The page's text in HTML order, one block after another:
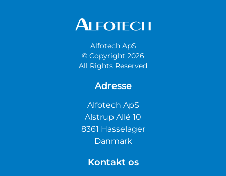
Alfotech ApS
© Copyright 2026
All Rights Reserved
Adresse
Alfotech ApS
Alstrup Allé 10
8361 Hasselager
Danmark
Kontakt os